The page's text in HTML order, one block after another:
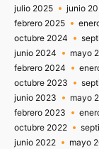
julio 2025
junio
febrero 2025
octubre 2024
junio 2024
mayo
febrero 2024
octubre 2023
junio 2023
mayo
febrero 2023
octubre 2022
junio 2022
mayo